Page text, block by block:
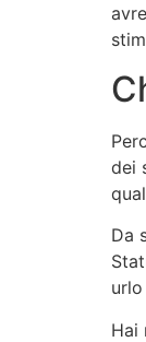
dei
Da
Hai